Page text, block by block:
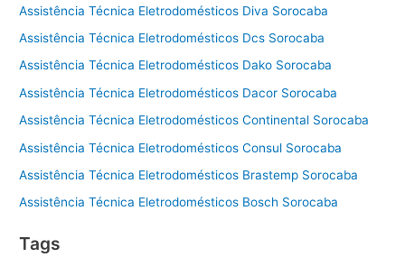
Assistência Técnica Eletrodomésticos Diva Sorocaba
Assistência Técnica Eletrodomésticos Dcs Sorocaba
Assistência Técnica Eletrodomésticos Dako Sorocaba
Assistência Técnica Eletrodomésticos Dacor Sorocaba
Assistência Técnica Eletrodomésticos Continental Sorocaba
Assistência Técnica Eletrodomésticos Consul Sorocaba
Assistência Técnica Eletrodomésticos Brastemp Sorocaba
Assistência Técnica Eletrodomésticos Bosch Sorocaba
Tags